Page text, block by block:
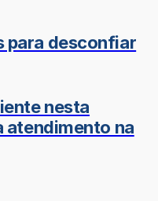
para desconfiar
nesta
atendimento na